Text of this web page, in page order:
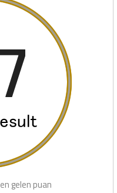
gelen puan